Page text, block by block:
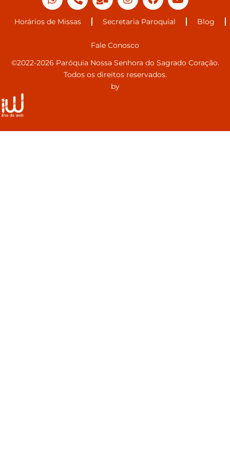
Horários de Missas Secretaria Paroquial Blog
Fale Conosco
©2022-2026 Paróquia Nossa Senhora do Sagrado Coração.
Todos os direitos reservados.
by